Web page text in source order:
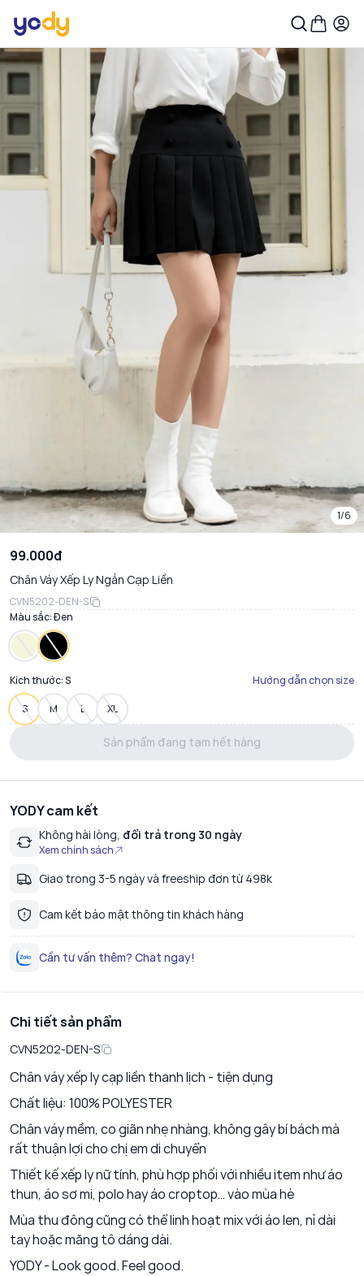
1/6
99.000đ
Chân Váy Xếp Ly Ngắn Cạp Liền
CVN5202-DEN-S
Màu sắc:Đen
Kích thước:S Hướng dẫn chọn size
S M L XL
Sản phẩm đang tạm hết hàng
YODY cam kết
Không hài lòng, đổi trả trong 30 ngày
Xem chính sách
Giao trong 3-5 ngày và freeship đơn từ 498k
Cam kết bảo mật thông tin khách hàng
Cần tư vấn thêm? Chat ngay!
Chi tiết sản phẩm
CVN5202-DEN-S
Chân váy xếp ly cạp liền thanh lịch - tiện dụng
Chất liệu: 100% POLYESTER
Chân váy mềm, co giãn nhẹ nhàng, không gây bí bách mà
rất thuận lợi cho chị em di chuyển
Thiết kế xếp ly nữ tính, phù hợp phối với nhiều item như áo
thun, áo sơ mi, polo hay áo croptop… vào mùa hè
Mùa thu đông cũng có thể linh hoạt mix với áo len, nỉ dài
tay hoặc măng tô dáng dài.
YODY - Look good. Feel good.